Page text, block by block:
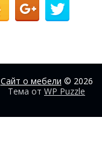
Сайт о мебели © 2026
Тема от WP Puzzle